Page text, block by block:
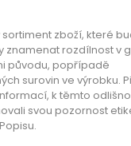
zboží, které
znamenat rozdílnost v
původu, popřípadě
surovin ve výrobku.
k těmto
svou pozornost